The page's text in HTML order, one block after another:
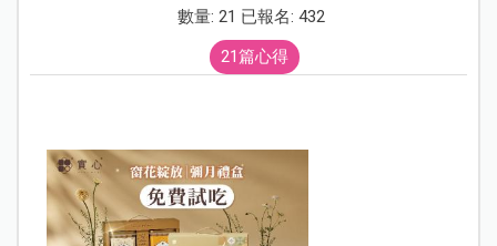
數量: 21 已報名: 432
21篇心得